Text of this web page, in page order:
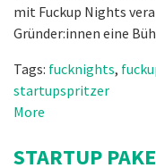
mit Fuckup Nights
Gründer:innen eine
Tags: fucknights,
startupspritzer
More
STARTUP